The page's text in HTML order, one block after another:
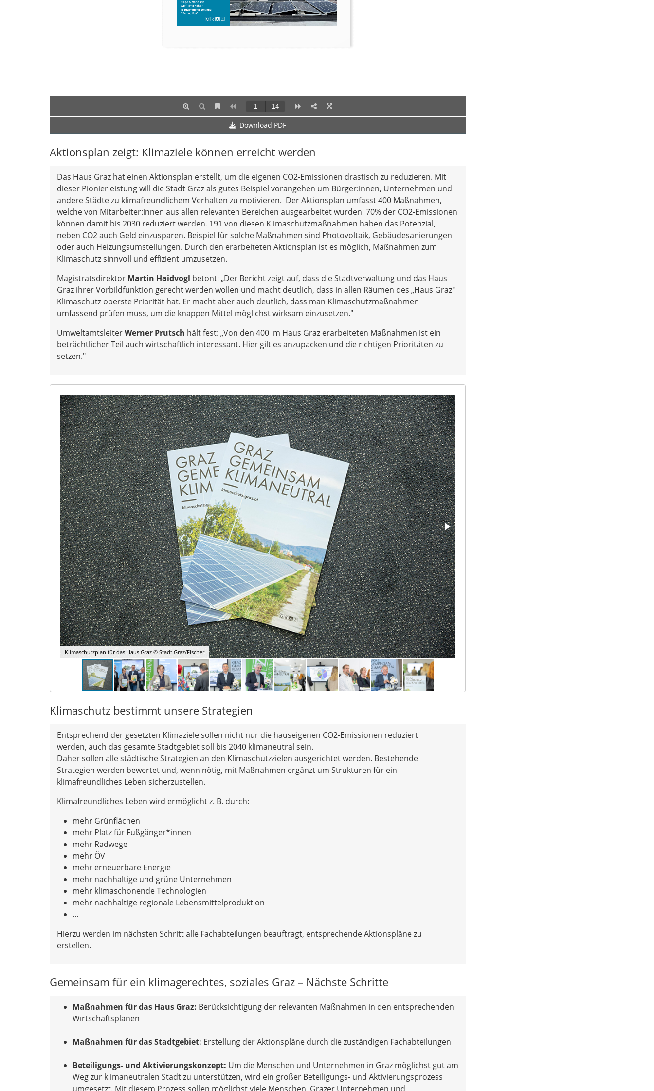
Download PDF
Aktionsplan zeigt: Klimaziele können erreicht werden
Das Haus Graz hat einen Aktionsplan erstellt, um die eigenen CO2-Emissionen drastisch zu reduzieren. Mit
dieser Pionierleistung will die Stadt Graz als gutes Beispiel vorangehen um Bürger:innen, Unternehmen und
andere Städte zu klimafreundlichem Verhalten zu motivieren. Der Aktionsplan umfasst 400 Maßnahmen,
welche von Mitarbeiter:innen aus allen relevanten Bereichen ausgearbeitet wurden. 70% der CO2-Emissionen
können damit bis 2030 reduziert werden. 191 von diesen Klimaschutzmaßnahmen haben das Potenzial,
neben CO2 auch Geld einzusparen. Beispiel für solche Maßnahmen sind Photovoltaik, Gebäudesanierungen
oder auch Heizungsumstellungen. Durch den erarbeiteten Aktionsplan ist es möglich, Maßnahmen zum
Klimaschutz sinnvoll und effizient umzusetzen.
Magistratsdirektor Martin Haidvogl betont: „Der Bericht zeigt auf, dass die Stadtverwaltung und das Haus
Graz ihrer Vorbildfunktion gerecht werden wollen und macht deutlich, dass in allen Räumen des „Haus Graz"
Klimaschutz oberste Priorität hat. Er macht aber auch deutlich, dass man Klimaschutzmaßnahmen
umfassend prüfen muss, um die knappen Mittel möglichst wirksam einzusetzen."
UmweltamtsleiterWerner Prutsch hält fest: „Von den 400 im Haus Graz erarbeiteten Maßnahmen ist ein
beträchtlicher Teil auch wirtschaftlich interessant. Hier gilt es anzupacken und die richtigen Prioritäten zu
setzen."
Klimaschutzplan für das Haus Graz © Stadt Graz/Fischer
Klimaschutz bestimmt unsere Strategien
Entsprechend der gesetzten Klimaziele sollen nicht nur die hauseigenen CO2-Emissionen reduziert
werden, auch das gesamte Stadtgebiet soll bis 2040 klimaneutral sein.
Daher sollen alle städtische Strategien an den Klimaschutzzielen ausgerichtet werden. Bestehende
Strategien werden bewertet und, wenn nötig, mit Maßnahmen ergänzt um Strukturen für ein
klimafreundliches Leben sicherzustellen.
Klimafreundliches Leben wird ermöglicht z. B. durch:
mehr Grünflächen
mehr Platz für Fußgänger*innen
mehr Radwege
mehr ÖV
mehr erneuerbare Energie
mehr nachhaltige und grüne Unternehmen
mehr klimaschonende Technologien
mehr nachhaltige regionale Lebensmittelproduktion
...
Hierzu werden im nächsten Schritt alle Fachabteilungen beauftragt, entsprechende Aktionspläne zu
erstellen.
Gemeinsam für ein klimagerechtes, soziales Graz – Nächste Schritte
Maßnahmen für das Haus Graz: Berücksichtigung der relevanten Maßnahmen in den entsprechenden
Wirtschaftsplänen
Maßnahmen für das Stadtgebiet: Erstellung der Aktionspläne durch die zuständigen Fachabteilungen
Beteiligungs- und Aktivierungskonzept: Um die Menschen und Unternehmen in Graz möglichst gut am
Weg zur klimaneutralen Stadt zu unterstützen, wird ein großer Beteiligungs- und Aktivierungsprozess
umgesetzt. Mit diesem Prozess sollen möglichst viele Menschen, Grazer Unternehmen und